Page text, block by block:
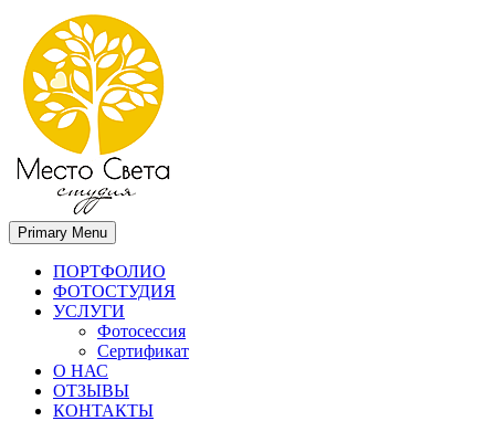
Место света. Свадебный фотограф в Орле Апальков Вячеслав
Свадебный фотограф в Орле
Primary Menu
ПОРТФОЛИО
ФОТОСТУДИЯ
УСЛУГИ
Фотосессия
Сертификат
О НАС
ОТЗЫВЫ
КОНТАКТЫ